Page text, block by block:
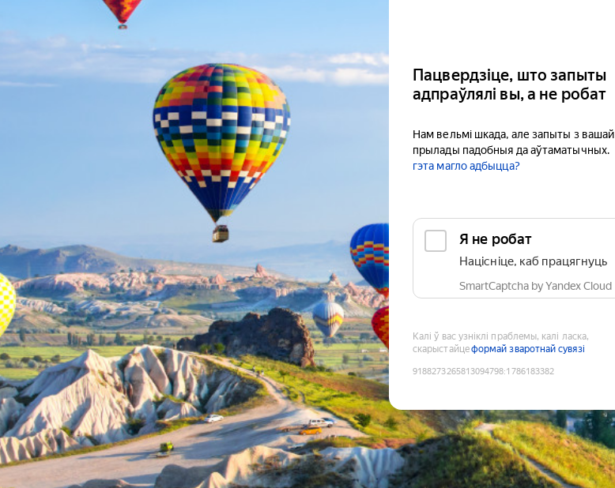
Пацвердзіце, што запыты
адпраўлялі вы, а не робат
Нам вельмі шкада, але запыты з вашай
прылады падобныя да аўтаматычных.
гэта магло адбыцца?
Я не робат
Націсніце, каб працягнуць
SmartCaptcha by Yandex Cloud
Калі ў вас узніклі праблемы, калі ласка,
скарыстайцеформай зваротнай сувязі
9188273265813094798:1786183382